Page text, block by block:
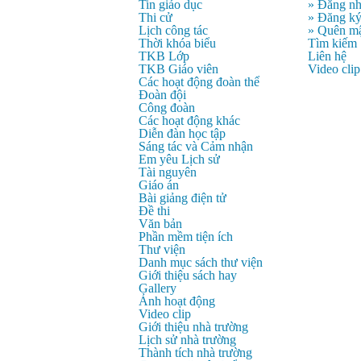
Tin giáo dục
Thi cử
Lịch công tác
Thời khóa biểu
TKB Lớp
TKB Giáo viên
Các hoạt động đoàn thể
Đoàn đội
Công đoàn
Các hoạt động khác
Diễn đàn học tập
Sáng tác và Cảm nhận
Em yêu Lịch sử
Tài nguyên
Giáo án
Bài giảng điện tử
Đề thi
Văn bản
Phần mềm tiện ích
Thư viện
Danh mục sách thư viện
Giới thiệu sách hay
Gallery
Ảnh hoạt động
Video clip
Giới thiệu nhà trường
Lịch sử nhà trường
Thành tích nhà trường
» Đăng
» Đăng ký
» Quên
Tìm kiếm
Liên hệ
Video clip